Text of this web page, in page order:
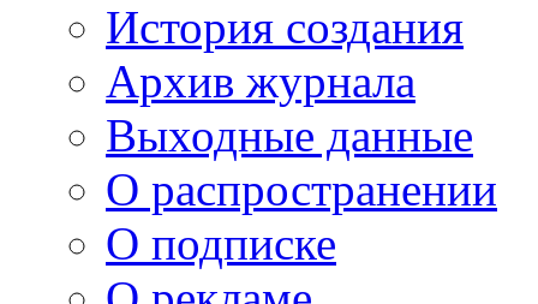
История создания
Архив журнала
Выходные данные
О распространении
О подписке